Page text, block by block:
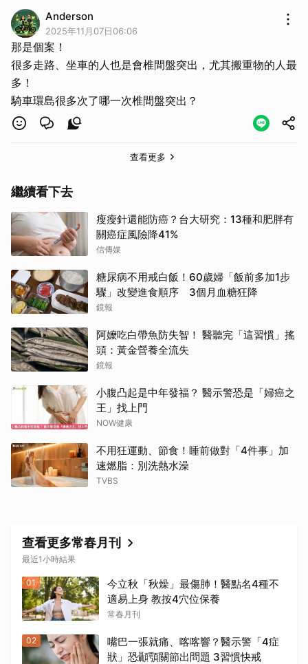
Anderson
2025年11月07日06:06
那是個案！
很多走路、坐車的人也是會椎間盤突出，尤其搬重物的人最
多！
騎車環島很多次了哪一次椎間盤突出？
查看更多
繼續看下去
瘦瘦針還能防癌？台大研究：13種和肥胖有
關癌症風險降41%
信傳媒
糖尿病不用戒白飯！60歲婦「飯前多加1步
驟」改變進食順序 3個月血糖狂降
鏡報
阿嬤吃白帶魚防失智！ 醫聽完「這習慣」搖
頭：黃金營養全流失
鏡報
小腹凸起是中年發福？ 醫示警恐是「婦癌之
王」找上門
NOW健康
不用狂運動、節食！睡前做對「4件事」加
速燃脂：別洗熱水澡
TVBS
查看更多常春月刊
最近1小時結果
01
今立秋「秋燥」最傷肺！醫點名4種不
適易上身 教按4穴位保養
常春月刊
02
嘴巴一張就痛、喀喀響？醫示警「4症
狀」恐顳顎關節出問題 3習慣快戒
取消